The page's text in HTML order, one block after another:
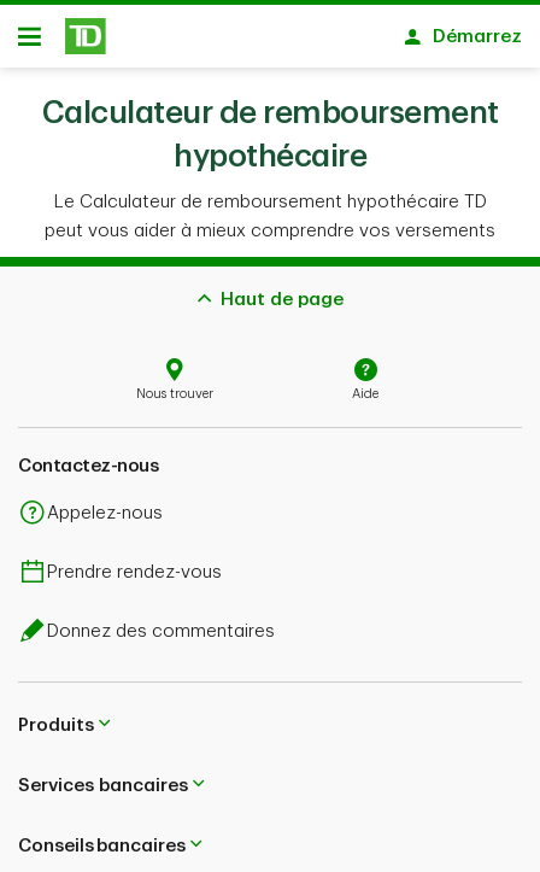
Passer au contenu principal
Ouvert
Démarrez
Haut de page
Nous trouver Aide
Contactez-nous
Appelez-nous
Prendre rendez-vous
Donnez des commentaires
Produits
Services bancaires
Conseils bancaires